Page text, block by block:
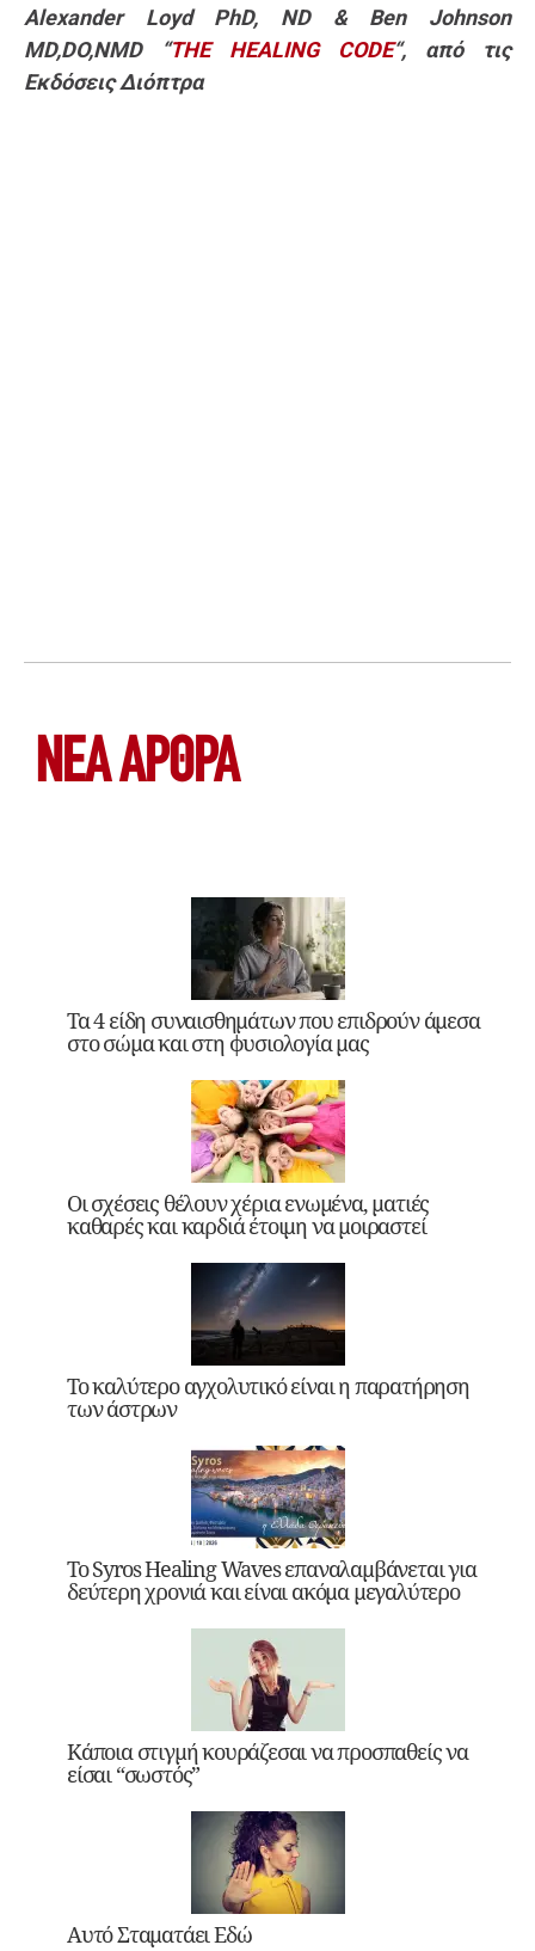
Alexander Loyd PhD, ND & Ben Johnson
MD,DO,NMD “THE HEALING CODE“, από τις
Eκδόσεις Διόπτρα
ΝΕΑ ΆΡΘΡΑ
Τα 4 είδη συναισθημάτων που επιδρούν άμεσα
στο σώμα και στη φυσιολογία μας
Οι σχέσεις θέλουν χέρια ενωμένα, ματιές
καθαρές και καρδιά έτοιμη να μοιραστεί
Το καλύτερο αγχολυτικό είναι η παρατήρηση
των άστρων
Το Syros Healing Waves επαναλαμβάνεται για
δεύτερη χρονιά και είναι ακόμα μεγαλύτερο
Κάποια στιγμή κουράζεσαι να προσπαθείς να
είσαι “σωστός”
Αυτό Σταματάει Εδώ